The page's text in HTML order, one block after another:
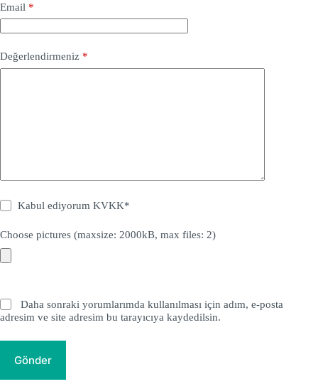
Email *
Değerlendirmeniz *
Kabul ediyorumKVKK*
Choose pictures (maxsize: 2000kB, max files: 2)
Daha sonraki yorumlarımda kullanılması için adım, e-posta
adresim ve site adresim bu tarayıcıya kaydedilsin.
Gönder